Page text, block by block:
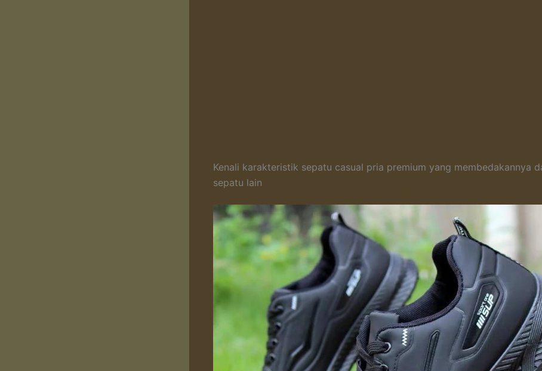
Kenali karakteristik sepatu casual pria premium yang membedakannya
sepatu lain